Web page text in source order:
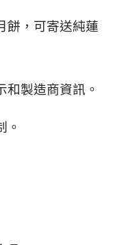
餅，可寄送純蓮
製造商資訊。
。